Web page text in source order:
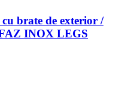
cu brate de exterior /
INOX LEGS